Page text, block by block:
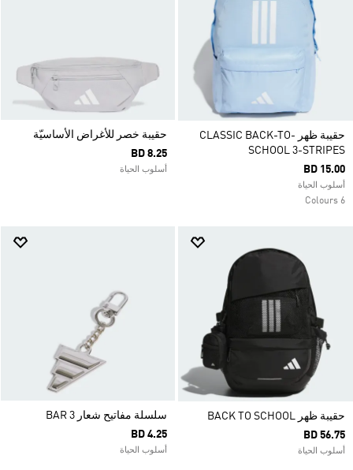
حقيبة ظهر CLASSIC BACK-TO-
SCHOOL 3-STRIPES
BD 15.00
أسلوب الحياة
6 Colours
حقيبة خصر للأغراض الأساسيّة
BD 8.25
أسلوب الحياة
حقيبة ظهر BACK TO SCHOOL
BD 56.75
أسلوب الحياة
سلسلة مفاتيح شعار 3 BAR
BD 4.25
أسلوب الحياة